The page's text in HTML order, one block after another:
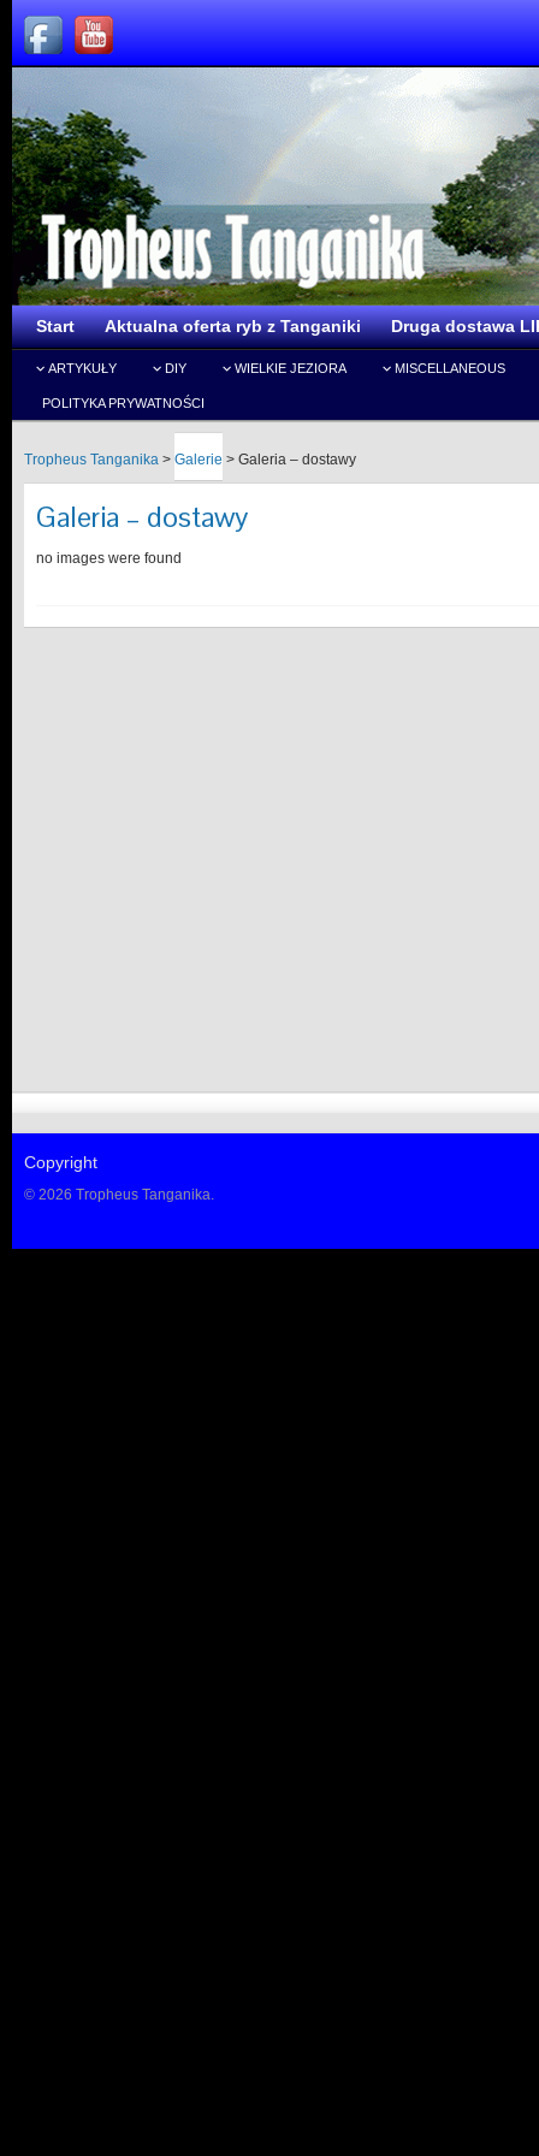
Start Aktualna oferta ryb z Tanganiki Druga dostawa
ARTYKUŁY DIY WIELKIE JEZIORA MISCELLANEOUS
POLITYKA PRYWATNOŚCI
Tropheus Tanganika > Galerie > Galeria – dostawy
Galeria – dostawy
no images were found
Copyright
© 2026 Tropheus Tanganika.